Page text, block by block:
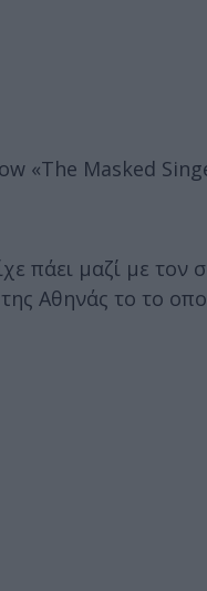
«The Masked
πάει μαζί με τον
Αθηνάς το το